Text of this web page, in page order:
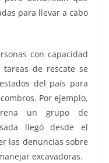
para llevar a cabo
con capacidad
de rescate se
del país para
Por ejemplo,
un grupo de
llegó desde el
las denuncias sobre
excavadoras.